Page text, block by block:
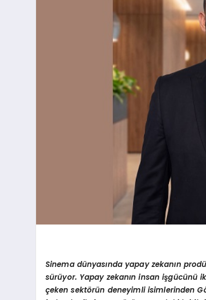
Sinema dünyasında yapay zekanın
sürüyor. Yapay zekanın insan
çeken sektörün deneyimli isimlerinden G